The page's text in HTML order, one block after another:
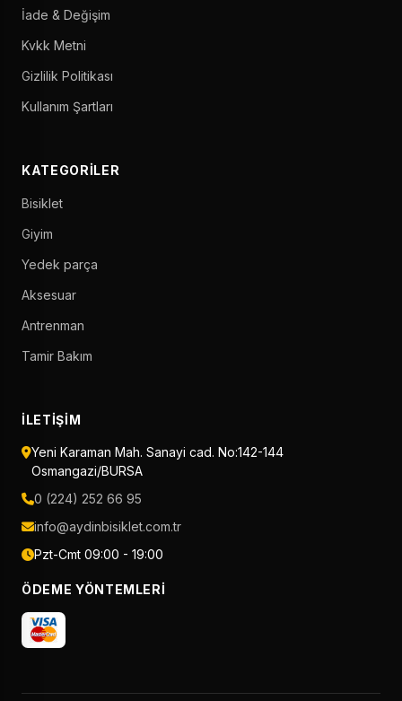
İade & Değişim
Kvkk Metni
Gizlilik Politikası
Kullanım Şartları
KATEGORILER
Bisiklet
Giyim
Yedek parça
Aksesuar
Antrenman
Tamir Bakım
İLETIŞIM
Yeni Karaman Mah. Sanayi cad. No:142-144
Osmangazi/BURSA
0 (224) 252 66 95
info@aydinbisiklet.com.tr
Pzt-Cmt 09:00 - 19:00
ÖDEME YÖNTEMLERI